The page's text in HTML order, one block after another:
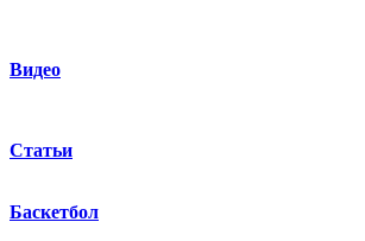
Видео
Статьи
Баскетбол